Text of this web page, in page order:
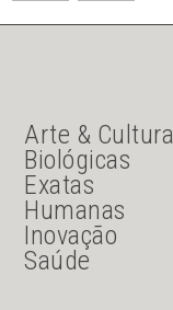
JU Menu
Arte & Cultura
Biológicas
Exatas
Humanas
Inovação
Saúde